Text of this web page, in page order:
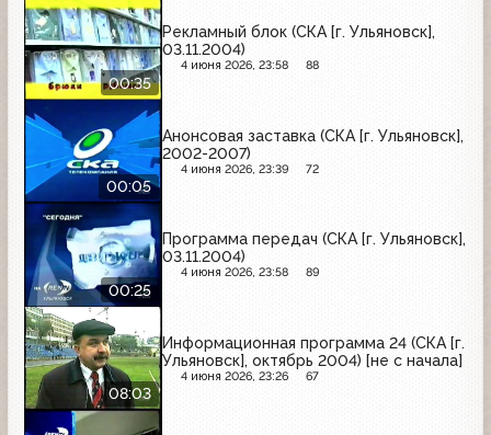
00:35
Рекламный блок (СКА [г. Ульяновск],
03.11.2004)
4 июня 2026, 23:58 88
00:05
Анонсовая заставка (СКА [г. Ульяновск],
2002-2007)
4 июня 2026, 23:39 72
00:25
Программа передач (СКА [г. Ульяновск],
03.11.2004)
4 июня 2026, 23:58 89
08:03
Информационная программа 24 (СКА [г.
Ульяновск], октябрь 2004) [не с начала]
4 июня 2026, 23:26 67